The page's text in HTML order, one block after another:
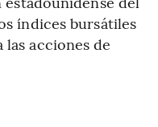
índices bursátiles
las acciones de